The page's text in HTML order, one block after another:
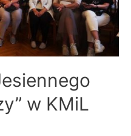
w KMiL